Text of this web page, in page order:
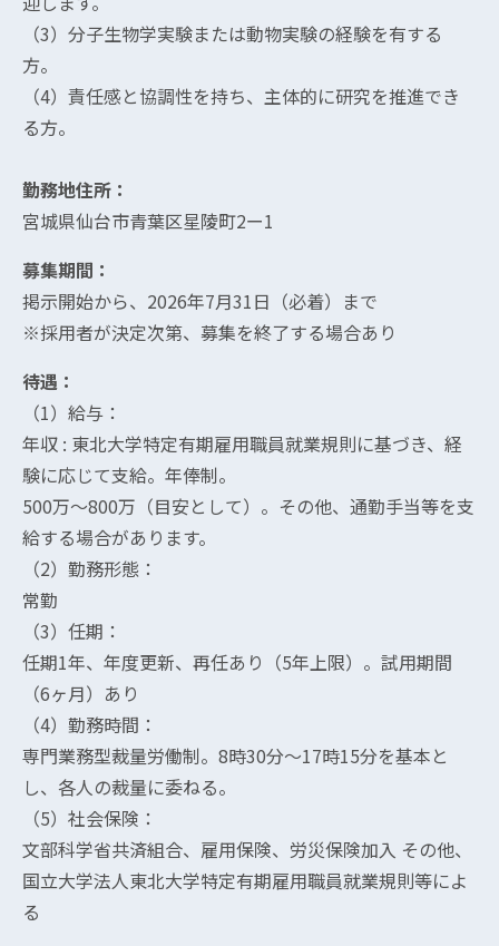
（3）分子生物学実験または動物実験の経験を有する
方。
（4）責任感と協調性を持ち、主体的に研究を推進でき
る方。
勤務地住所：
宮城県仙台市青葉区星陵町2ー1
募集期間：
掲示開始から、2026年7月31日（必着）まで
※採用者が決定次第、募集を終了する場合あり
待遇：
（1）給与：
年収 : 東北大学特定有期雇用職員就業規則に基づき、経
験に応じて支給。年俸制。
500万～800万（目安として）。その他、通勤手当等を支
給する場合があります。
（2）勤務形態：
常勤
（3）任期：
任期1年、年度更新、再任あり（5年上限）。試用期間
（6ヶ月）あり
（4）勤務時間：
専門業務型裁量労働制。8時30分～17時15分を基本と
し、各人の裁量に委ねる。
（5）社会保険：
文部科学省共済組合、雇用保険、労災保険加入 その他、
国立大学法人東北大学特定有期雇用職員就業規則等によ
る